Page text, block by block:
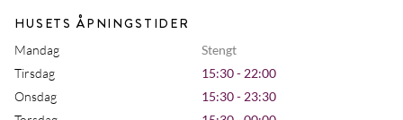
HUSETS ÅPNINGSTIDER
Mandag
Stengt
Tirsdag
15:30 - 22:00
Onsdag
15:30 - 23:30